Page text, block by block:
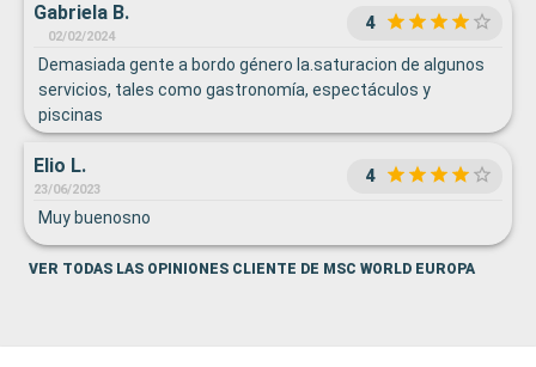
Gabriela B.
02/02/2024
4
Demasiada gente a bordo género la.saturacion de algunos
servicios, tales como gastronomía, espectáculos y
piscinas
Elio L.
23/06/2023
4
Muy buenosno
VER TODAS LAS OPINIONES CLIENTE DE MSC WORLD EUROPA